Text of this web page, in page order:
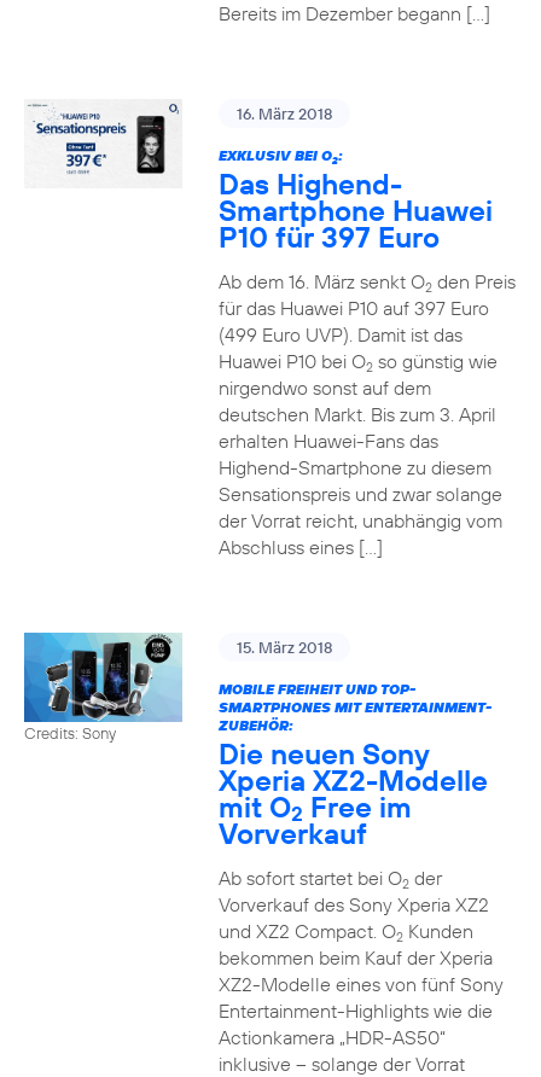
Bereits im Dezember begann […]
16. März 2018
EXKLUSIV BEI O2:
Das Highend-
Smartphone Huawei
P10 für 397 Euro
Ab dem 16. März senkt O2den Preis
für das Huawei P10 auf 397 Euro
(499 Euro UVP). Damit ist das
Huawei P10 bei O2so günstig wie
nirgendwo sonst auf dem
deutschen Markt. Bis zum 3. April
erhalten Huawei-Fans das
Highend-Smartphone zu diesem
Sensationspreis und zwar solange
der Vorrat reicht, unabhängig vom
Abschluss eines […]
Credits: Sony
15. März 2018
MOBILE FREIHEIT UND TOP-
SMARTPHONES MIT ENTERTAINMENT-
ZUBEHÖR:
Die neuen Sony
Xperia XZ2-Modelle
mit O2 Free im
Vorverkauf
Ab sofort startet bei O2der
Vorverkauf des Sony Xperia XZ2
und XZ2 Compact. O2Kunden
bekommen beim Kauf der Xperia
XZ2-Modelle eines von fünf Sony
Entertainment-Highlights wie die
Actionkamera „HDR-AS50“
inklusive – solange der Vorrat